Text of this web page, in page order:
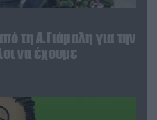
τη Α.Γιάμαλη για την
να έχουμε